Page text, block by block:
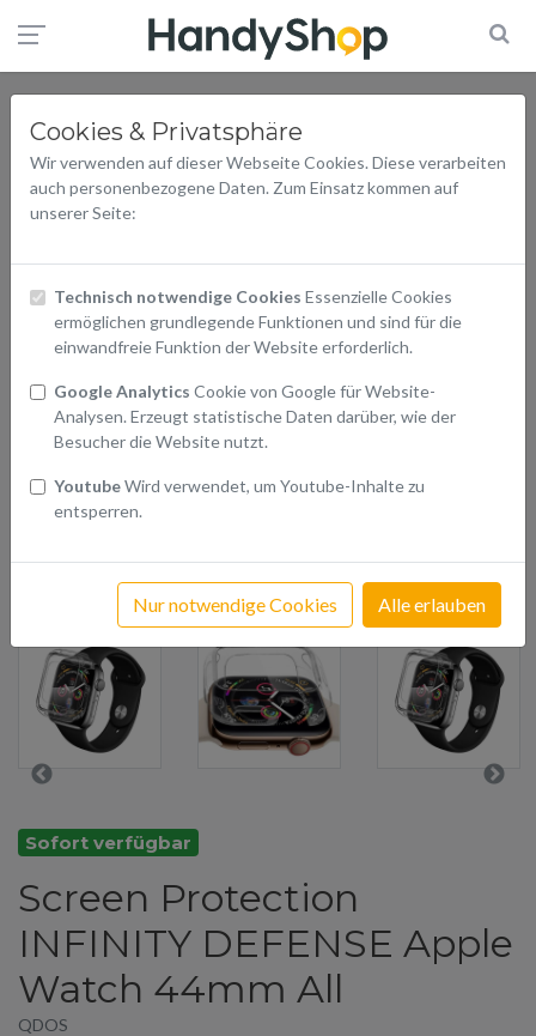
Cookies & Privatsphäre
Wir verwenden auf dieser Webseite Cookies. Diese verarbeiten
auch personenbezogene Daten. Zum Einsatz kommen auf
unserer Seite:
Technisch notwendige Cookies Essenzielle Cookies
ermöglichen grundlegende Funktionen und sind für die
einwandfreie Funktion der Website erforderlich.
Google Analytics Cookie von Google für Website-
Analysen. Erzeugt statistische Daten darüber, wie der
Besucher die Website nutzt.
YoutubeWird verwendet, um Youtube-Inhalte zu
entsperren.
Nur notwendige Cookies Alle erlauben
Sofort verfügbar
Screen Protection
INFINITY DEFENSE Apple
Watch 44mm All
QDOS